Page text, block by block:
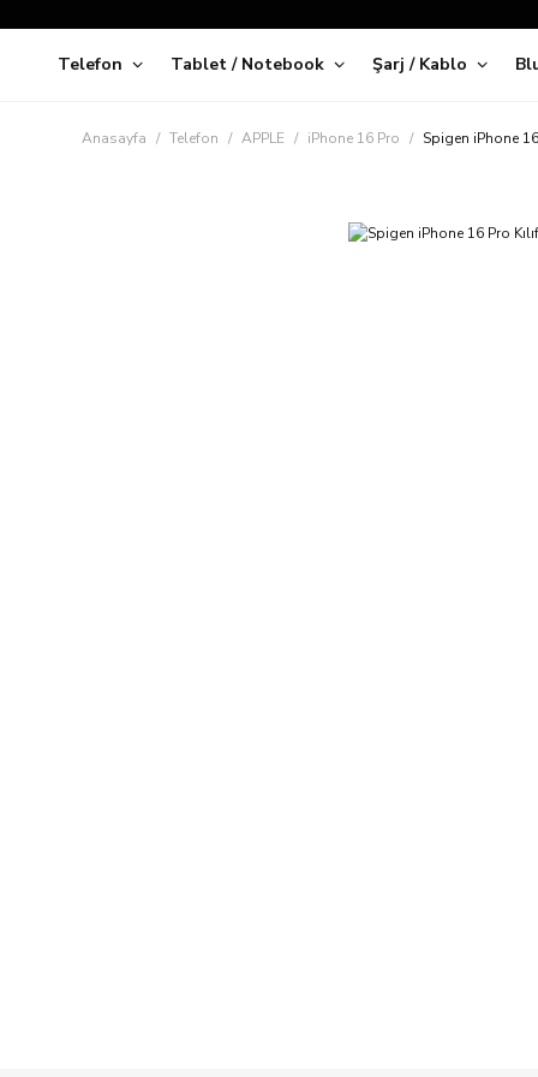
Telefon Tablet / Notebook Şarj / Kablo
Anasayfa Telefon APPLE iPhone 16 Pro Spigen iPhone